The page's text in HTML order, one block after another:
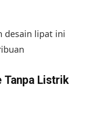
desain lipat ini
Tanpa Listrik